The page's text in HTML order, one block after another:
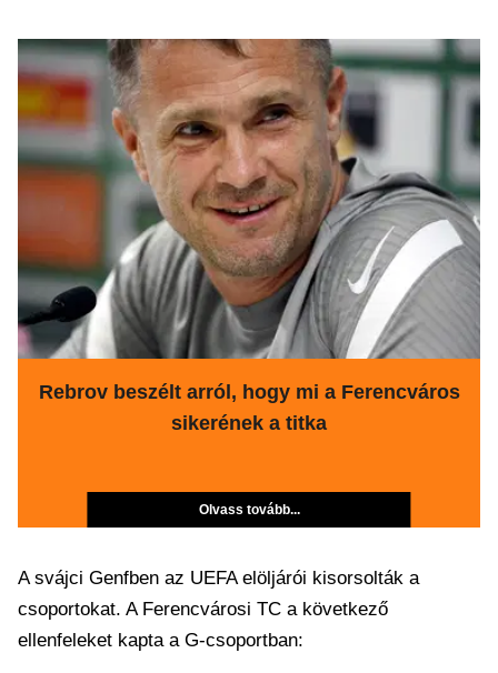
Rebrov beszélt arról, hogy mi a Ferencváros
sikerének a titka
Olvass tovább...
A svájci Genfben az UEFA elöljárói kisorsolták a
csoportokat. A Ferencvárosi TC a következő
ellenfeleket kapta a G-csoportban: